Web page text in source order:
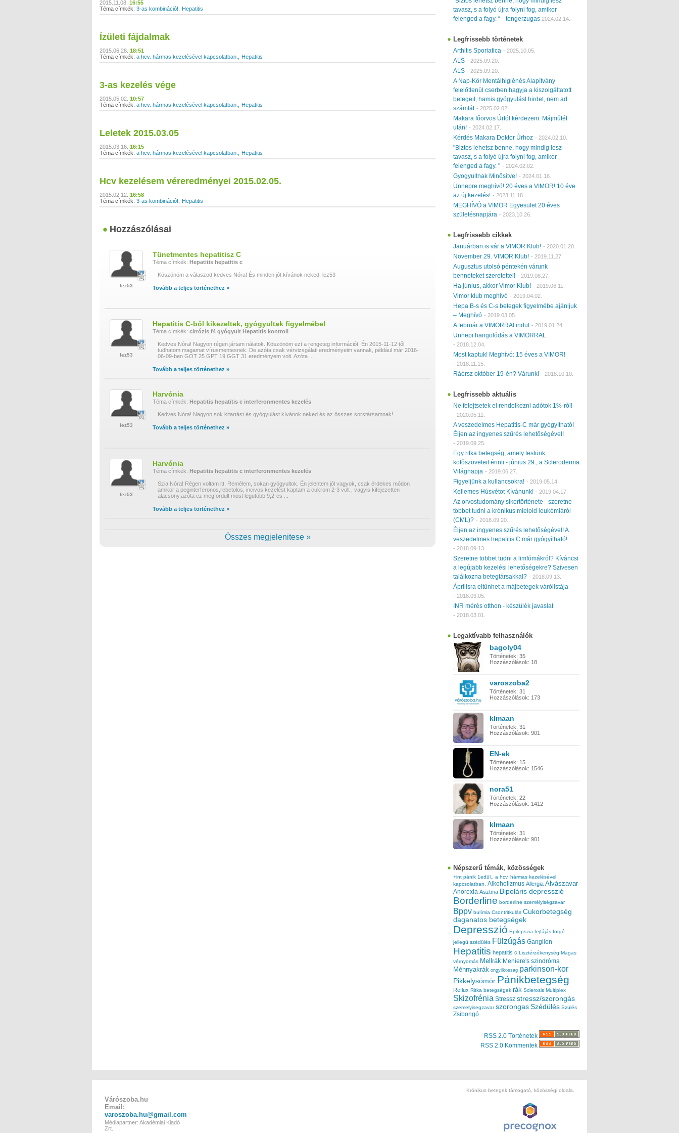
2015.11.08. 16:55
Téma címkék: 3-as kombináció! Hepatitis
Ízületi fájdalmak
2015.06.28. 18:51
Téma címkék: a hcv. hármas kezelésével kapcsolatban. Hepatitis
3-as kezelés vége
2015.05.02. 10:57
Téma címkék: a hcv. hármas kezelésével kapcsolatban. Hepatitis
Leletek 2015.03.05
2015.03.16. 16:15
Téma címkék: a hcv. hármas kezelésével kapcsolatban. Hepatitis
Hcv kezelésem véreredményei 2015.02.05.
2015.02.12. 16:58
Téma címkék: 3-as kombináció! Hepatitis
Hozzászólásai
lez53
Tünetmentes hepatitisz C
Téma címkék: Hepatitis hepatitis c
Köszönöm a válaszod kedves Nóra! És minden jót kívánok neked. lez53
Tovább a teljes történethez »
lez53
Hepatitis C-ből kikezeltek, gyógyultak figyelmébe!
Téma címkék: cirrózis f4 gyógyult Hepatitis kontroll
Kedves Nóra! Nagyon régen jártam nálatok. Köszönöm ezt a rengeteg információt. Én 2015-11-12 től
tudhatom magamat vírusmentesnek. De azóta csak vérvizsgálati eredményeim vannak, például már 2016-
06-09-ben GOT 25 GPT 19 GGT 31 eredményem volt. Azóta
Tovább a teljes történethez »
lez53
Harvónia
Téma címkék: Hepatitis hepatitis c interferonmentes kezelés
Kedves Nóra! Nagyon sok kitartást és gyógyulást kívánok neked és az összes sorstársamnak!
Tovább a teljes történethez »
lez53
Harvónia
Téma címkék: Hepatitis hepatitis c interferonmentes kezelés
Szia Nóra! Régen voltam itt. Remélem, sokan gyógyultok. Én jelentem jól vagyok, csak érdekes módon
amikor a peginterferonos,rebetolos, incivos kezelést kaptam a cukrom 2-3 volt , vagyis kifejezetten
alacsony,azóta ez megfordult most legutóbb 9,2-es
Tovább a teljes történethez »
Összes megjelenitese »
tavasz, s a folyó újra folyni fog, amikor
felenged a fagy. “ - tengerzugas 2024.02.14.
Legfrissebb történetek
Arthitis Sporiatica - 2025.10.05.
ALS - 2025.09.20.
ALS - 2025.09.20.
A Nap-Kör Mentálhigiénés Alapítvány
felelőtlenül cserben hagyja a kiszolgáltatott
betegeit, hamis gyógyulást hirdet, nem ad
számlát - 2025.02.02.
Makara főorvos Úrtól kérdezem. Májműtét
után! - 2024.02.17.
Kérdés Makara Doktor Úrhoz - 2024.02.10.
"Biztos lehetsz benne, hogy mindig lesz
tavasz, s a folyó újra folyni fog, amikor
felenged a fagy. " - 2024.02.02.
Gyogyultnak Minősitve! - 2024.01.16.
Ünnepre meghívó! 20 éves a VIMOR! 10 éve
az új kezelés! - 2023.11.18.
MEGHÍVÓ a VIMOR Egyesület 20 éves
születésnapjára - 2023.10.26.
Legfrissebb cikkek
Januárban is vár a VIMOR Klub! - 2020.01.20.
November 29. VIMOR Klub! - 2019.11.27.
Augusztus utolsó péntekén várunk
benneteket szeretettel! - 2019.08.27.
Ha június, akkor Vimor Klub! - 2019.06.11.
Vimor klub meghívó - 2019.04.02.
Hepa B-s és C-s betegek figyelmébe ajánljuk
– Meghívó - 2019.03.05.
A február a VIMORRAl indul - 2019.01.24.
Ünnepi hangolódás a VIMORRAL
- 2018.12.04.
Most kaptuk! Meghívó: 15 éves a VIMOR!
- 2018.11.15.
Ráérsz október 19-én? Várunk! - 2018.10.10.
Legfrissebb aktuális
Ne felejtsetek el rendelkezni adótok 1%-ról!
- 2020.05.11.
A veszedelmes Hepatitis-C már gyógyítható!
Éljen az ingyenes szűrés lehetőségével!
- 2019.09.25.
Egy ritka betegség, amely testünk
kötőszöveteit érinti - június 29., a Scleroderma
Világnapja - 2019.06.27.
Figyeljünk a kullancsokra! - 2019.05.14.
Kellemes Húsvétot Kívánunk! - 2019.04.17.
Az orvostudomány sikertörténete - szeretne
többet tudni a krónikus mieloid leukémiáról
(CML)? - 2018.09.20.
Éljen az ingyenes szűrés lehetőségével! A
veszedelmes hepatitis C már gyógyítható!
- 2018.09.13.
Szeretne többet tudni a limfómákról? Kíváncsi
a legújabb kezelési lehetőségekre? Szívesen
találkozna betegtársakkal? - 2018.09.13.
Áprilisra eltűnhet a májbetegek várólistája
- 2018.03.05.
INR mérés otthon - készülék javaslat
- 2018.03.01.
Legaktívabb felhasználók
bagoly04
Történetek: 35
Hozzászólások: 18
varoszoba2
Történetek: 31
Hozzászólások: 173
klmaan
Történetek: 31
Hozzászólások: 901
EN-ek
Történetek: 15
Hozzászólások: 1546
nora51
Történetek: 22
Hozzászólások: 1412
klmaan
Történetek: 31
Hozzászólások: 901
Népszerű témák, közösségek
+int pánik 1edül..
a hcv. hármas kezelésével
kapcsolatban.
Alkoholizmus Allergia Alvászavar
Anorexia Asztma Bipoláris depresszió
Borderline borderline személyiségzavar
Bppv bulímia Csontritkulás Cukorbetegség
daganatos betegségek
Depresszió Epilepszia fejfájás forgó
jellegű szédülés Fülzúgás Ganglion
Hepatitis hepatitis c Lisztérzékenység Magas
vérnyomás Mellrák Meniere's szindróma
Méhnyakrák ongyilkossag parkinson-kor
Pikkelysömör Pánikbetegség
Reflux Ritka betegségek rák Sclerosis Multiplex
Skizofrénia Stressz stressz/szorongás
szemelyisegzavar szorongas Szédülés Szülés
Zsibongó
RSS 2.0 Történetek
RSS 2.0 Kommentek
Várószoba.hu
Email:
varoszoba.hu@gmail.com
Médiapartner: Akadémiai Kiadó
Zrt.
Krónikus betegek támogató, közösségi oldala.